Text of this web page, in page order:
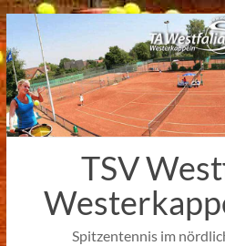
Zum
Inhalt
springen
TSV
Spitzentennis im